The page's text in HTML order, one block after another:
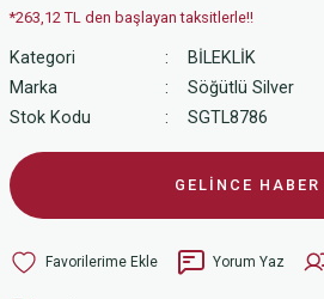
*263,12 TL den başlayan taksitlerle!!
Kategori
BİLEKLİK
Marka
Söğütlü Silver
Stok Kodu
SGTL8786
GELİNCE HABER
Yorum Yaz